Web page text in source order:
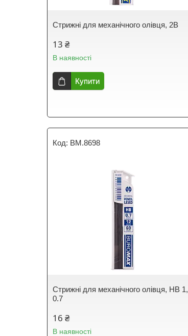
Стрижні для механічного олівця, 2В
13 ₴
В наявності
Купити
BM.8698
Стрижні для механічного олівця, HB 1,
0.7
16 ₴
В наявності